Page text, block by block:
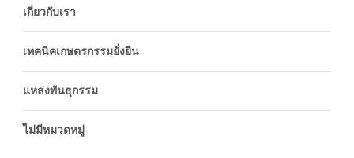
เกี่ยวกับเรา
เทคนิคเกษตรกรรมยั่งยืน
แหล่งพันธุกรรม
ไม่มีหมวดหมู่